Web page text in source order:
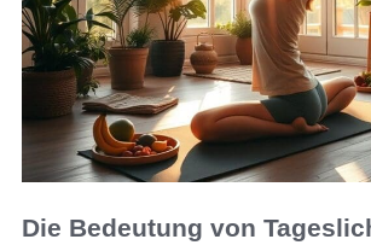
Die Bedeutung von